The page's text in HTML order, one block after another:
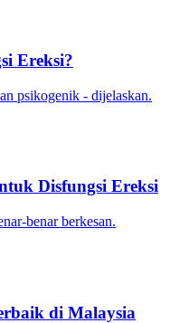
Ereksi?
psikogenik - dijelaskan.
Disfungsi Ereksi
benar berkesan.
di Malaysia